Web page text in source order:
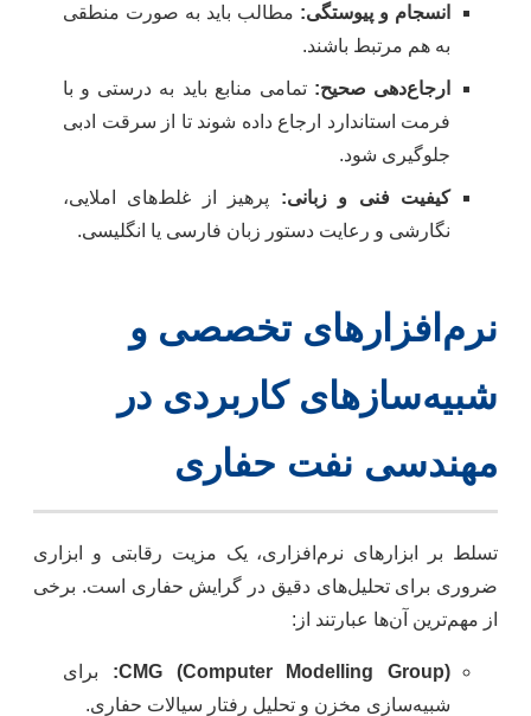
انسجام و پیوستگی: مطالب باید به صورت منطقی
به هم مرتبط باشند.
ارجاع‌دهی صحیح: تمامی منابع باید به درستی و با
فرمت استاندارد ارجاع داده شوند تا از سرقت ادبی
جلوگیری شود.
کیفیت فنی و زبانی: پرهیز از غلط‌های املایی،
نگارشی و رعایت دستور زبان فارسی یا انگلیسی.
نرم‌افزارهای تخصصی و
شبیه‌سازهای کاربردی در
مهندسی نفت حفاری
تسلط بر ابزارهای نرم‌افزاری، یک مزیت رقابتی و ابزاری
ضروری برای تحلیل‌های دقیق در گرایش حفاری است. برخی
از مهم‌ترین آن‌ها عبارتند از:
CMG (Computer Modelling Group):
برای
شبیه‌سازی مخزن و تحلیل رفتار سیالات حفاری.